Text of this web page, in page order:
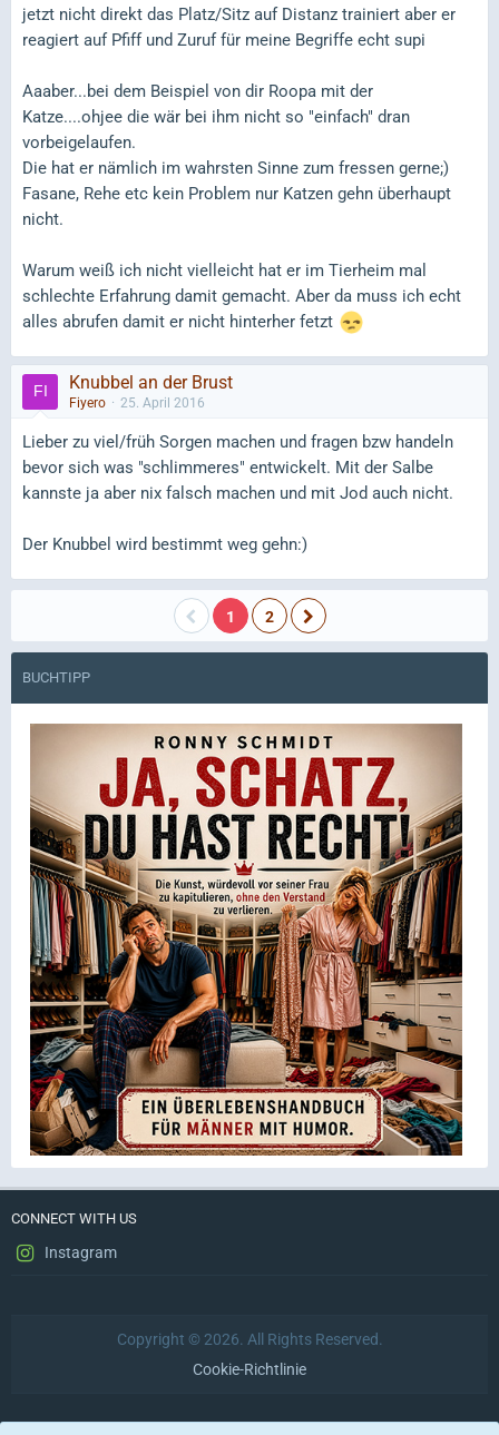
jetzt nicht direkt das Platz/Sitz auf Distanz trainiert aber er
reagiert auf Pfiff und Zuruf für meine Begriffe echt supi
Aaaber...bei dem Beispiel von dir Roopa mit der
Katze....ohjee die wär bei ihm nicht so "einfach" dran
vorbeigelaufen.
Die hat er nämlich im wahrsten Sinne zum fressen gerne;)
Fasane, Rehe etc kein Problem nur Katzen gehn überhaupt
nicht.
Warum weiß ich nicht vielleicht hat er im Tierheim mal
schlechte Erfahrung damit gemacht. Aber da muss ich echt
alles abrufen damit er nicht hinterher fetzt
Knubbel an der Brust
Fiyero 25. April 2016
Lieber zu viel/früh Sorgen machen und fragen bzw handeln
bevor sich was "schlimmeres" entwickelt. Mit der Salbe
kannste ja aber nix falsch machen und mit Jod auch nicht.
Der Knubbel wird bestimmt weg gehn:)
1 2
BUCHTIPP
CONNECT WITH US
Instagram
Copyright © 2026. All Rights Reserved.
Cookie-Richtlinie
Datenschutzerklärung Impressum Nutzungsbedingungen